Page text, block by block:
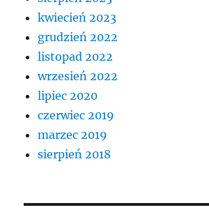
kwiecień 2023
grudzień 2022
listopad 2022
wrzesień 2022
lipiec 2020
czerwiec 2019
marzec 2019
sierpień 2018